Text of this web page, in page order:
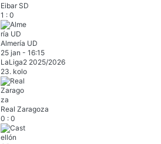
Eibar SD
1 : 0
Almería UD
25 jan - 16:15
LaLiga2 2025/2026
23. kolo
Real Zaragoza
0 : 0